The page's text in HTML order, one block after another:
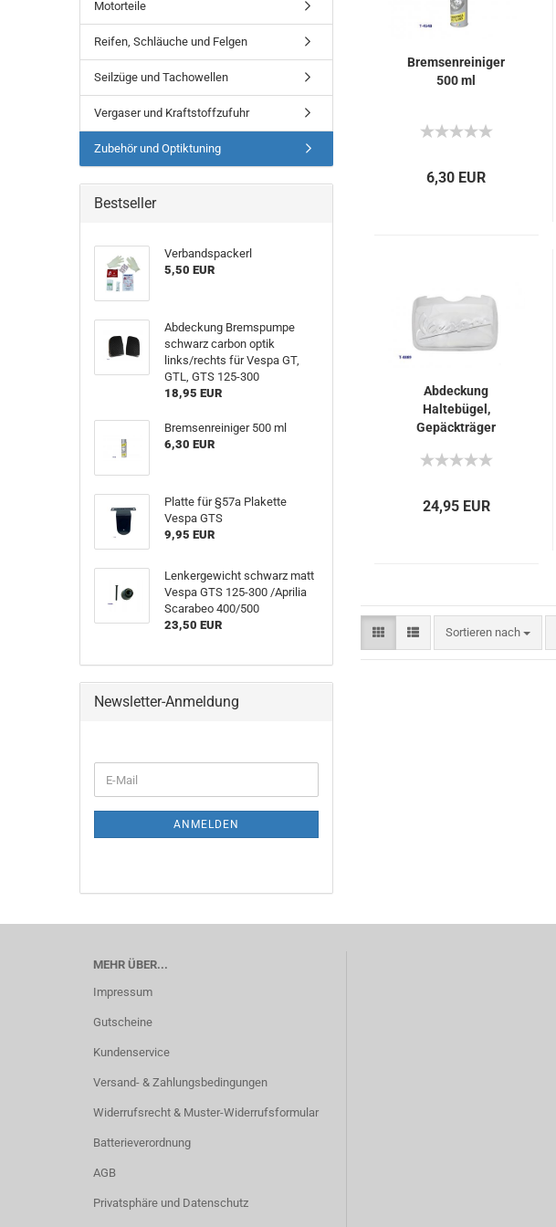
Bremsenreiniger
500 ml
6,30 EUR
Abdeckung
Haltebügel,
Gepäckträger
GTS chrom
24,95 EUR
Sortieren nach
Sortieren nach
Motorteile
Reifen, Schläuche und Felgen
Seilzüge und Tachowellen
Vergaser und Kraftstoffzufuhr
Zubehör und Optiktuning
Bestseller
Verbandspackerl
5,50 EUR
Abdeckung Bremspumpe
schwarz carbon optik
links/rechts für Vespa GT,
GTL, GTS 125-300
18,95 EUR
Bremsenreiniger 500 ml
6,30 EUR
Platte für §57a Plakette
Vespa GTS
9,95 EUR
Lenkergewicht schwarz matt
Vespa GTS 125-300 /Aprilia
Scarabeo 400/500
23,50 EUR
Newsletter-Anmeldung
E-
Mail
ANMELDEN
MEHR ÜBER...
Impressum
Gutscheine
Kundenservice
Versand- & Zahlungsbedingungen
Widerrufsrecht & Muster-Widerrufsformular
Batterieverordnung
AGB
Privatsphäre und Datenschutz